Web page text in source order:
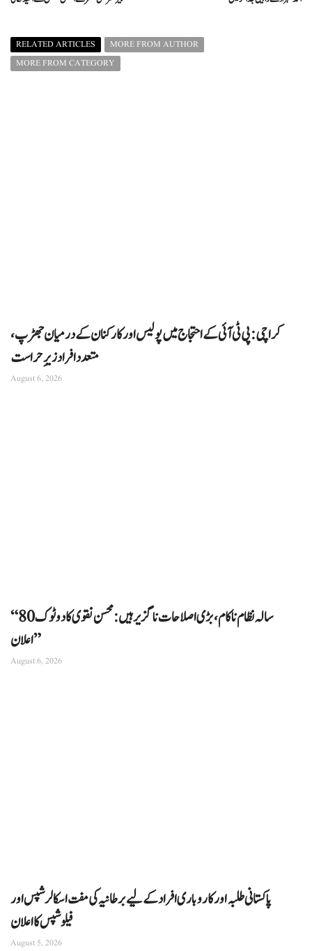
RELATED ARTICLES
MORE FROM AUTHOR
MORE FROM CATEGORY
کراچی: پی ٹی آئی کے احتجاج میں پولیس اور کارکنان کے درمیان جھڑپ،
متعدد افراد زیرِ حراست
August 6, 2026
“80 سالہ نظام ناکام، بڑی اصلاحات ناگزیر ہیں: محسن نقوی کا دوٹوک
اعلان”
August 6, 2026
پاکستانی طلبہ اور کاروباری افراد کے لیے برطانیہ کی مفت اسکالرشپس اور
فیلوشپس کا اعلان
August 5, 2026